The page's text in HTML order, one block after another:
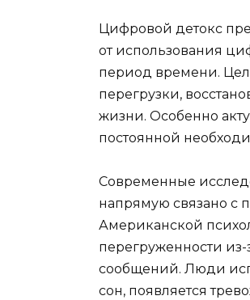
Цифровой детокс
от использования
период времени.
перегрузки,
жизни. Особенно
постоянной
Современные
напрямую связано с
Американской
перегруженности
сообщений. Люди
сон, появляется